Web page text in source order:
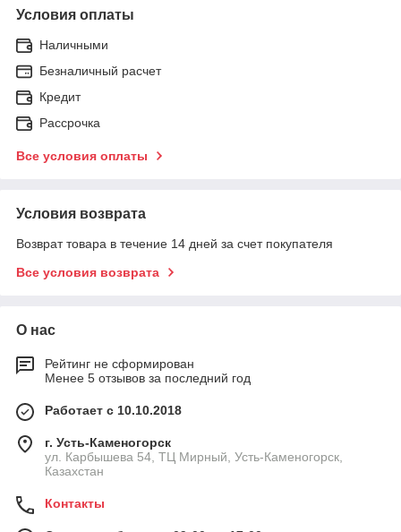
Условия оплаты
Наличными
Безналичный расчет
Кредит
Рассрочка
Все условия оплаты
Условия возврата
Возврат товара в течение 14 дней за счет покупателя
Все условия возврата
О нас
Рейтинг не сформирован
Менее 5 отзывов за последний год
Работает с 10.10.2018
г. Усть-Каменогорск
ул. Карбышева 54, ТЦ Мирный, Усть-Каменогорск,
Казахстан
Контакты